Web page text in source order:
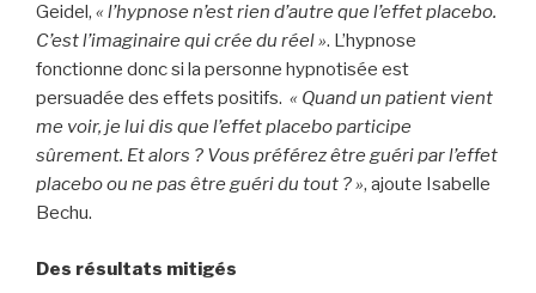
Geidel, « l’hypnose n’est rien d’autre que l’effet placebo.
C’est l’imaginaire qui crée du réel ». L’hypnose
fonctionne donc si la personne hypnotisée est
persuadée des effets positifs. « Quand un patient vient
me voir, je lui dis que l’effet placebo participe
sûrement. Et alors ? Vous préférez être guéri par l’effet
placebo ou ne pas être guéri du tout ? », ajoute Isabelle
Bechu.
Des résultats mitigés